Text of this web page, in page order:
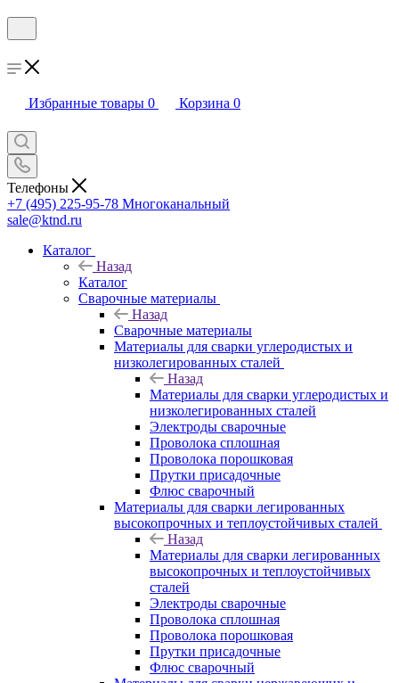
Избранные товары 0 Корзина 0
Телефоны
+7 (495) 225-95-78 Многоканальный
sale@ktnd.ru
Каталог
Назад
Каталог
Сварочные материалы
Назад
Сварочные материалы
Материалы для сварки углеродистых и
низколегированных сталей
Назад
Материалы для сварки углеродистых и
низколегированных сталей
Электроды сварочные
Проволока сплошная
Проволока порошковая
Прутки присадочные
Флюс сварочный
Материалы для сварки легированных
высокопрочных и теплоустойчивых сталей
Назад
Материалы для сварки легированных
высокопрочных и теплоустойчивых
сталей
Электроды сварочные
Проволока сплошная
Проволока порошковая
Прутки присадочные
Флюс сварочный